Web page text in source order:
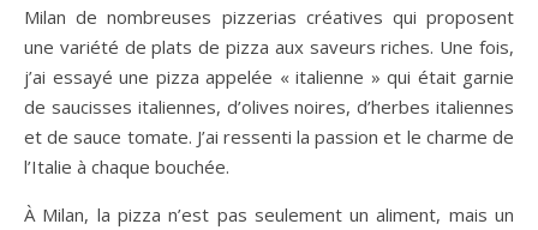
Milan de nombreuses pizzerias créatives qui proposent
une variété de plats de pizza aux saveurs riches. Une fois,
j’ai essayé une pizza appelée « italienne » qui était garnie
de saucisses italiennes, d’olives noires, d’herbes italiennes
et de sauce tomate. J’ai ressenti la passion et le charme de
l’Italie à chaque bouchée.
À Milan, la pizza n’est pas seulement un aliment, mais un